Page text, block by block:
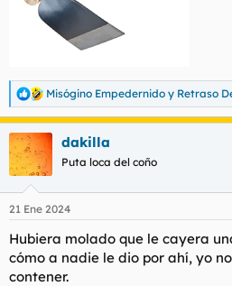
R
e
a
c
c
i
e
:
Misógino Empedernido y Retraso
dakilla
Puta loca del coño
21 Ene 2024
Hubiera molado que le cayera
cómo a nadie le dio por ahí, yo
contener.